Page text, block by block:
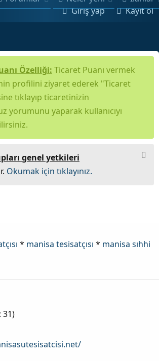
Giriş yap Kayıt ol
Özelliği: Ticaret Puanı vermek
profilini ziyaret ederek "Ticaret
tıklayıp ticaretinizin
yorumunu yaparak kullanıcıyı
genel yetkileri
Okumak için tıklayınız.
* manisa tesisatçısı * manisa sıhhi
31)